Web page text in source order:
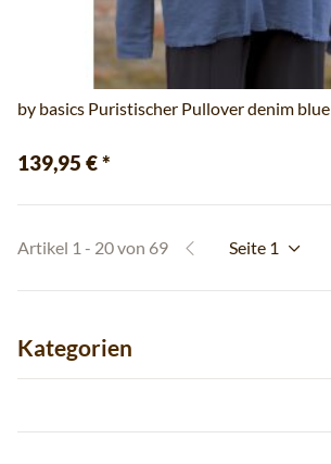
by basics Puristischer Pullover denim blue
139,95 €*
Artikel 1 - 20 von 69 Seite 1
Kategorien